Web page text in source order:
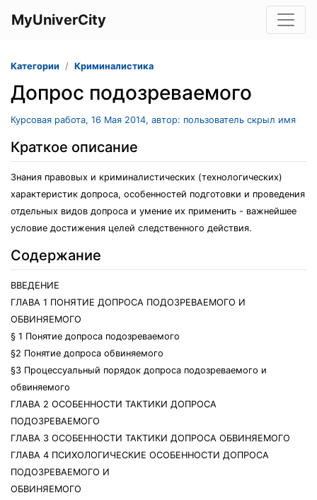
MyUniverCity
Категории Криминалистика
Допрос подозреваемого
Курсовая работа, 16 Мая 2014, автор: пользователь скрыл имя
Краткое описание
Знания правовых и криминалистических (технологических)
характеристик допроса, особенностей подготовки и проведения
отдельных видов допроса и умение их применить - важнейшее
условие достижения целей следственного действия.
Содержание
ВВЕДЕНИЕ
ГЛАВА 1 ПОНЯТИЕ ДОПРОСА ПОДОЗРЕВАЕМОГО И
ОБВИНЯЕМОГО
§ 1 Понятие допроса подозреваемого
§2 Понятие допроса обвиняемого
§3 Процессуальный порядок допроса подозреваемого и
обвиняемого
ГЛАВА 2 ОСОБЕННОСТИ ТАКТИКИ ДОПРОСА
ПОДОЗРЕВАЕМОГО
ГЛАВА 3 ОСОБЕННОСТИ ТАКТИКИ ДОПРОСА ОБВИНЯЕМОГО
ГЛАВА 4 ПСИХОЛОГИЧЕСКИЕ ОСОБЕННОСТИ ДОПРОСА
ПОДОЗРЕВАЕМОГО И
ОБВИНЯЕМОГО